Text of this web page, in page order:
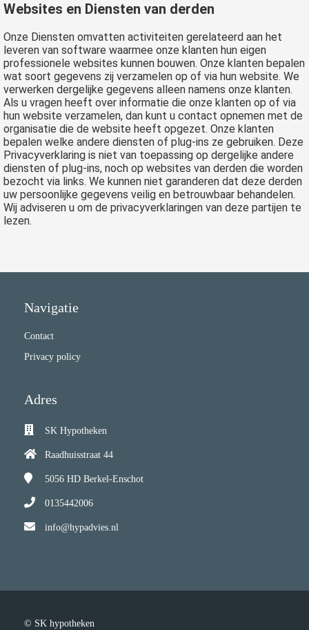
Websites en Diensten van derden
Onze Diensten omvatten activiteiten gerelateerd aan het
leveren van software waarmee onze klanten hun eigen
professionele websites kunnen bouwen. Onze klanten bepalen
wat soort gegevens zij verzamelen op of via hun website. We
verwerken dergelijke gegevens alleen namens onze klanten.
Als u vragen heeft over informatie die onze klanten op of via
hun website verzamelen, dan kunt u contact opnemen met de
organisatie die de website heeft opgezet. Onze klanten
bepalen welke andere diensten of plug-ins ze gebruiken. Deze
Privacyverklaring is niet van toepassing op dergelijke andere
diensten of plug-ins, noch op websites van derden die worden
bezocht via links. We kunnen niet garanderen dat deze derden
uw persoonlijke gegevens veilig en betrouwbaar behandelen.
Wij adviseren u om de privacyverklaringen van deze partijen te
lezen.
Navigatie
Contact
Privacy policy
Adres
SK Hypotheken
Raadhuisstraat 44
5056 HD Berkel-Enschot
0135442006
info@hypadvies.nl
© SK hypotheken